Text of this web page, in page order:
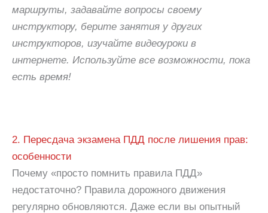
маршруты, задавайте вопросы своему
инструктору, берите занятия у других
инструкторов, изучайте видеоуроки в
интернете. Используйте все возможности, пока
есть время!
2. Пересдача экзамена ПДД после лишения прав:
особенности
Почему «просто помнить правила ПДД»
недостаточно? Правила дорожного движения
регулярно обновляются. Даже если вы опытный